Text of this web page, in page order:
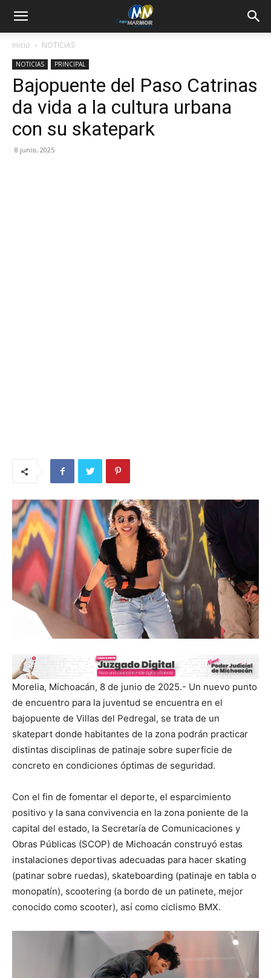
Inicio NOTICIAS
NOTICIAS PRINCIPAL
Bajopuente del Paso Catrinas
da vida a la cultura urbana
con su skatepark
8 junio, 2025
Morelia, Michoacán, 8 de junio de 2025.- Un nuevo punto
de encuentro para la juventud se encuentra en el
bajopuente de Villas del Pedregal, se trata de un
skatepart donde habitantes de la zona podrán practicar
distintas disciplinas de patinaje sobre superficie de
concreto en condiciones óptimas de seguridad.
Con el fin de fomentar el deporte, el esparcimiento
positivo y la sana convivencia en la zona poniente de la
capital del estado, la Secretaría de Comunicaciones y
Obras Públicas (SCOP) de Michoacán construyó estas
instalaciones deportivas adecuadas para hacer skating
(patinar sobre ruedas), skateboarding (patinaje en tabla o
monopatín), scootering (a bordo de un patinete, mejor
conocido como scooter), así como ciclismo BMX.